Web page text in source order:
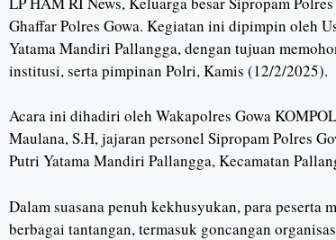
Ghaffar Polres Gowa. Kegiatan ini dipimpin oleh
Yatama Mandiri Pallangga, dengan tujuan
institusi, serta pimpinan Polri, Kamis (12/2/2025).
Acara ini dihadiri oleh Wakapolres Gowa
Maulana, S.H, jajaran personel Sipropam Polres
Putri Yatama Mandiri Pallangga, Kecamatan
Dalam suasana penuh kekhusyukan, para peserta
berbagai tantangan, termasuk goncangan